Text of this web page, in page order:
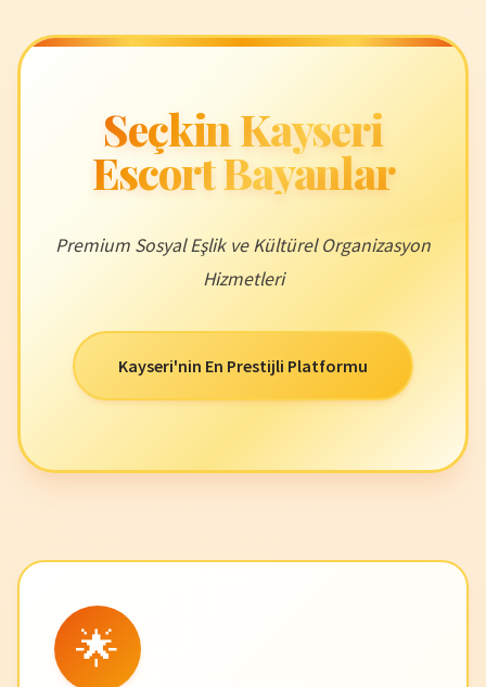
Seçkin Kayseri
Escort Bayanlar
Premium Sosyal Eşlik ve Kültürel Organizasyon
Hizmetleri
Kayseri'nin En Prestijli Platformu
🌟